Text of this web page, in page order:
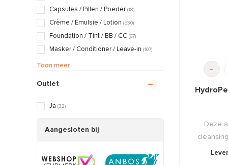
Capsules / Pillen / Poeder (18)
Crème / Emulsie / Lotion (530)
Foundation / Tint / BB / CC (67)
Masker / Conditioner / Leave-in (107)
Mousse / Schuim / Foam
Pasta / Klei / Glue
Shampoo / Zeep / Tablets
Spons / Doek / Linnen(9)
Toon meer
Outlet
Ja (32)
Aangesloten bij
-
Deze